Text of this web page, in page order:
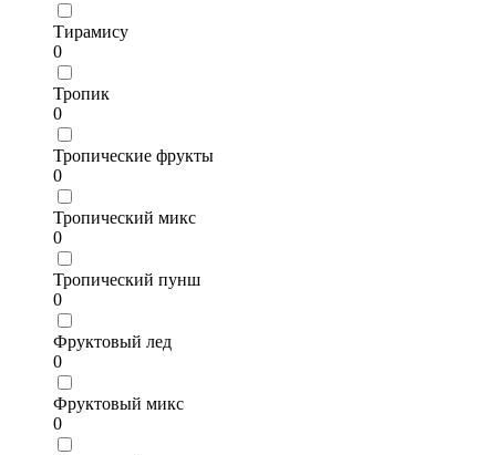
Тирамису
0
Тропик
0
Тропические фрукты
0
Тропический микс
0
Тропический пунш
0
Фруктовый лед
0
Фруктовый микс
0